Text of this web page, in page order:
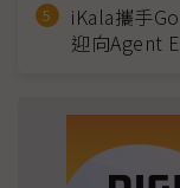
iKala攜手
迎向Agent